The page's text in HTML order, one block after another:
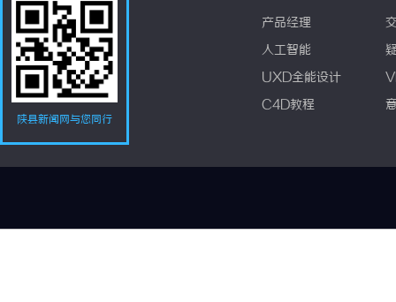
陕县新闻网与您同行
产品经理
人工智能
UXD全能设计
C4D教程